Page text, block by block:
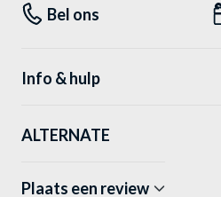
Bel ons
Info & hulp
ALTERNATE
Plaats een review